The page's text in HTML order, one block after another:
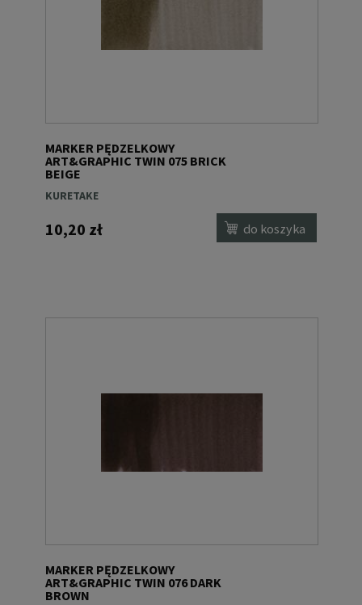
MARKER PĘDZELKOWY
ART&GRAPHIC TWIN 075 BRICK
BEIGE
KURETAKE
10,20 zł do koszyka
MARKER PĘDZELKOWY
ART&GRAPHIC TWIN 076 DARK
BROWN